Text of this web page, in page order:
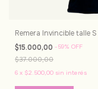
Remera Invincible talle S
$15.000,00 -59% OFF
$37.000,00
6 x $2.500,00 sin interés